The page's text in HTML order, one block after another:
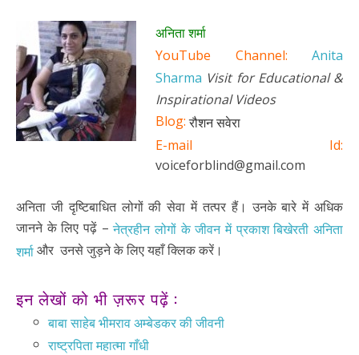
अनिता शर्मा
YouTube Channel:
Anita
Sharma Visit for Educational &
Inspirational Videos
Blog:रौशन सवेरा
E-mail Id:
voiceforblind@gmail.com
अनिता जी दृष्टिबाधित लोगों की सेवा में तत्पर हैं। उनके बारे में अधिक
जानने के लिए पढ़ें –नेत्रहीन लोगों के जीवन में प्रकाश बिखेरती अनिता
शर्माऔर उनसे जुड़ने के लिए यहाँ क्लिक करें।
इन लेखों को भी ज़रूर पढ़ें :
बाबा साहेब भीमराव अम्बेडकर की जीवनी
राष्ट्रपिता महात्मा गाँधी